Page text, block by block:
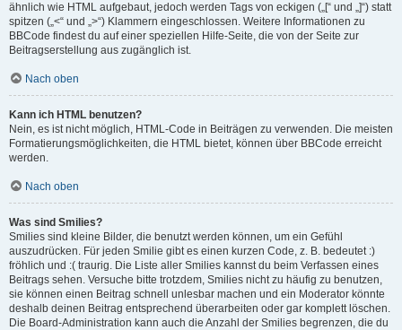
ähnlich wie HTML aufgebaut, jedoch werden Tags von eckigen („[“ und „]“) statt
spitzen („<“ und „>“) Klammern eingeschlossen. Weitere Informationen zu
BBCode findest du auf einer speziellen Hilfe-Seite, die von der Seite zur
Beitragserstellung aus zugänglich ist.
Nach oben
Kann ich HTML benutzen?
Nein, es ist nicht möglich, HTML-Code in Beiträgen zu verwenden. Die meisten
Formatierungsmöglichkeiten, die HTML bietet, können über BBCode erreicht
werden.
Nach oben
Was sind Smilies?
Smilies sind kleine Bilder, die benutzt werden können, um ein Gefühl
auszudrücken. Für jeden Smilie gibt es einen kurzen Code, z. B. bedeutet :)
fröhlich und :( traurig. Die Liste aller Smilies kannst du beim Verfassen eines
Beitrags sehen. Versuche bitte trotzdem, Smilies nicht zu häufig zu benutzen,
sie können einen Beitrag schnell unlesbar machen und ein Moderator könnte
deshalb deinen Beitrag entsprechend überarbeiten oder gar komplett löschen.
Die Board-Administration kann auch die Anzahl der Smilies begrenzen, die du